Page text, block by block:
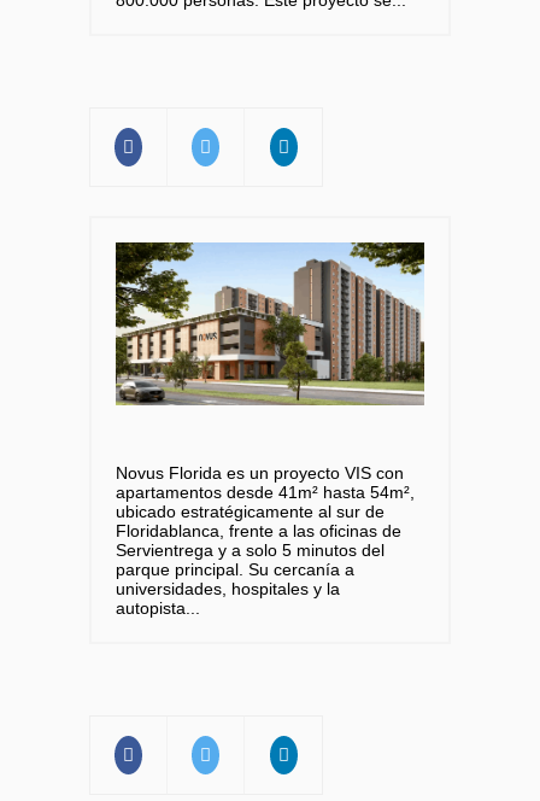
Novus Florida es un proyecto VIS con
apartamentos desde 41m² hasta 54m²,
ubicado estratégicamente al sur de
Floridablanca, frente a las oficinas de
Servientrega y a solo 5 minutos del
parque principal. Su cercanía a
universidades, hospitales y la
autopista